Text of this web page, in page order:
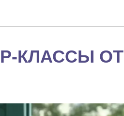
КЛАССЫ ОТ